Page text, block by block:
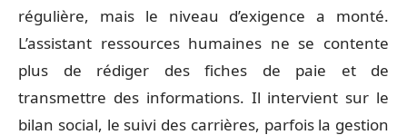
régulière, mais le niveau d’exigence a monté.
L’assistant ressources humaines ne se contente
plus de rédiger des fiches de paie et de
transmettre des informations. Il intervient sur le
bilan social, le suivi des carrières, parfois la gestion